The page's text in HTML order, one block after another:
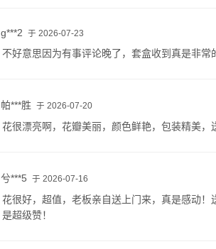
g***2 于 2026-07-23
不好意思因为有事评论晚了，套盒收到真是非
帕***胜 于 2026-07-20
花很漂亮啊，花瓣美丽，颜色鲜艳，包装精美，
兮***5 于 2026-07-16
花很好，超值，老板亲自送上门来，真是感动
是超级赞！